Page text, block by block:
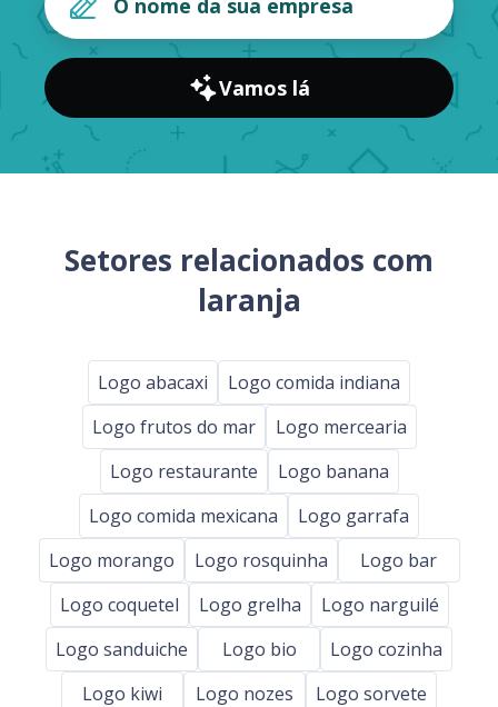
Vamos lá
Setores relacionados com
laranja
Logo abacaxi
Logo comida indiana
Logo frutos do mar
Logo mercearia
Logo restaurante
Logo banana
Logo comida mexicana
Logo garrafa
Logo morango
Logo rosquinha
Logo bar
Logo coquetel
Logo grelha
Logo narguilé
Logo sanduiche
Logo bio
Logo cozinha
Logo kiwi
Logo nozes
Logo sorvete